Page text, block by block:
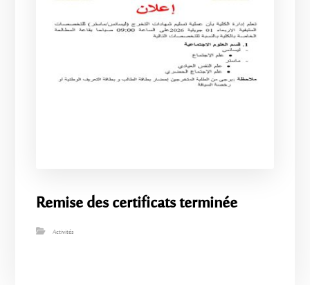
Remise des certificats terminée
Activités